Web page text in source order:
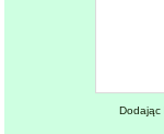
Dodając